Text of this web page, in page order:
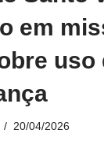
em
uso
20/04/2026